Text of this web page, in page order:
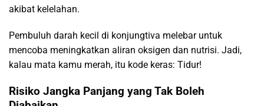
akibat kelelahan.
Pembuluh darah kecil di konjungtiva melebar untuk
mencoba meningkatkan aliran oksigen dan nutrisi. Jadi,
kalau mata kamu merah, itu kode keras: Tidur!
Risiko Jangka Panjang yang Tak Boleh